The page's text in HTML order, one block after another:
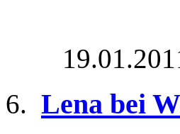
Lena bei